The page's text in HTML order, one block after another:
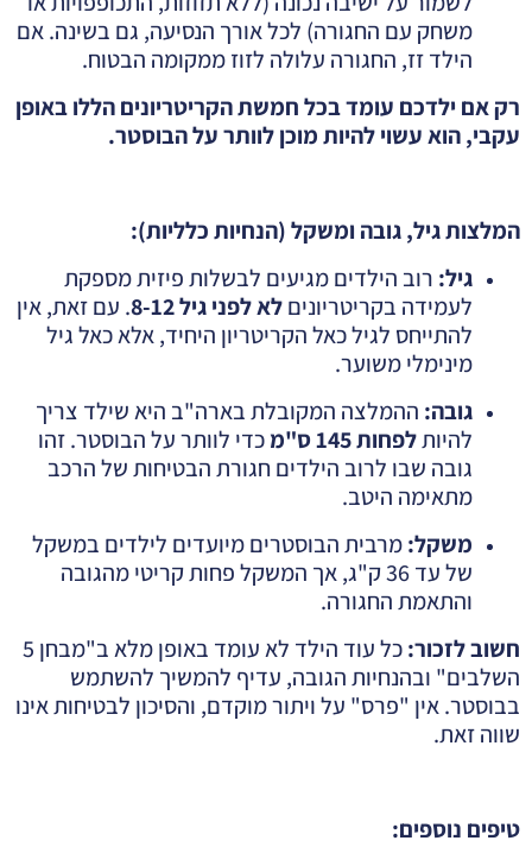
משחק עם החגורה) לכל אורך הנסיעה, גם בשינה. אם
הילד זז, החגורה עלולה לזוז ממקומה הבטוח.
רק אם ילדכם עומד בכל חמשת הקריטריונים הללו באופן
עקבי, הוא עשוי להיות מוכן לוותר על הבוסטר.
המלצות גיל, גובה ומשקל (הנחיות כלליות):
גיל: רוב הילדים מגיעים לבשלות פיזית מספקת
לעמידה בקריטריוניםלא לפני גיל 8-12
. עם זאת, אין
להתייחס לגיל כאל הקריטריון היחיד, אלא כאל גיל
מינימלי משוער.
גובה: ההמלצה המקובלת בארה"ב היא שילד צריך
להיותלפחות 145 ס"מ
כדי לוותר על הבוסטר. זהו
גובה שבו לרוב הילדים חגורת הבטיחות של הרכב
מתאימה היטב.
משקל:מרבית הבוסטרים מיועדים לילדים במשקל
של עד 36 ק"ג, אך המשקל פחות קריטי מהגובה
והתאמת החגורה.
חשוב לזכור:
כל עוד הילד לא עומד באופן מלא ב"מבחן 5
השלבים" ובהנחיות הגובה, עדיף להמשיך להשתמש
בבוסטר. אין "פרס" על ויתור מוקדם, והסיכון לבטיחות אינו
שווה זאת.
טיפים נוספים: